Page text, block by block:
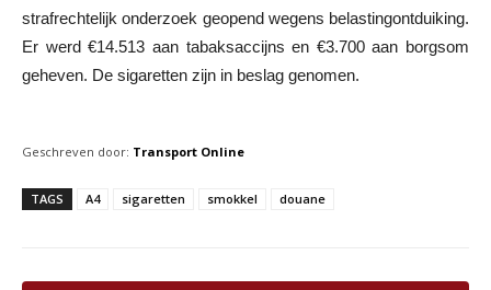
strafrechtelijk onderzoek geopend wegens belastingontduiking.
Er werd €14.513 aan tabaksaccijns en €3.700 aan borgsom
geheven. De sigaretten zijn in beslag genomen.
Geschreven door: Transport Online
TAGS A4 sigaretten smokkel douane